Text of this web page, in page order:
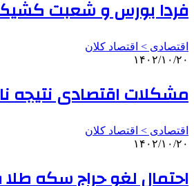
فردا بورس و شعبت کشیک
اقتصادی > اقتصاد کلان
۱۴۰۲/۱۰/۲۰
مشکلات اقتصادی نتیجه
اقتصادی > اقتصاد کلان
۱۴۰۲/۱۰/۲۰
احتمال لغو حراج سکه طلا